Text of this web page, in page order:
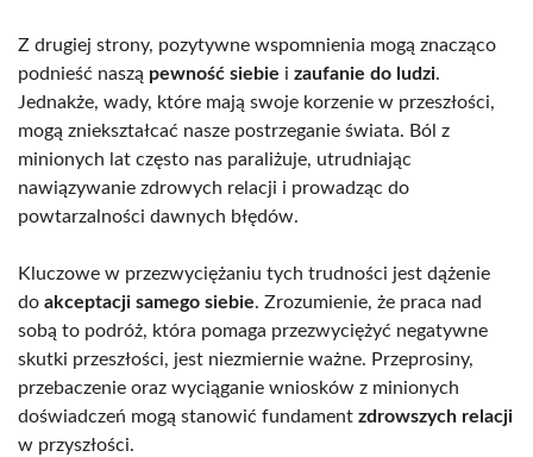
Z drugiej strony, pozytywne wspomnienia mogą znacząco
podnieść naszą pewność siebie i zaufanie do ludzi.
Jednakże, wady, które mają swoje korzenie w przeszłości,
mogą zniekształcać nasze postrzeganie świata. Ból z
minionych lat często nas paraliżuje, utrudniając
nawiązywanie zdrowych relacji i prowadząc do
powtarzalności dawnych błędów.
Kluczowe w przezwyciężaniu tych trudności jest dążenie
do akceptacji samego siebie. Zrozumienie, że praca nad
sobą to podróż, która pomaga przezwyciężyć negatywne
skutki przeszłości, jest niezmiernie ważne. Przeprosiny,
przebaczenie oraz wyciąganie wniosków z minionych
doświadczeń mogą stanowić fundament zdrowszych relacji
w przyszłości.